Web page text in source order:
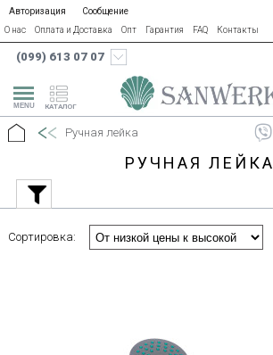
Авторизация
Сообщение
О нас
Оплата и Доставка Опт Гарантия FAQ Контакты
(099) 613 07 07
КАТАЛОГ
Ручная лейка
РУЧНАЯ ЛЕЙКА
Сортировка: